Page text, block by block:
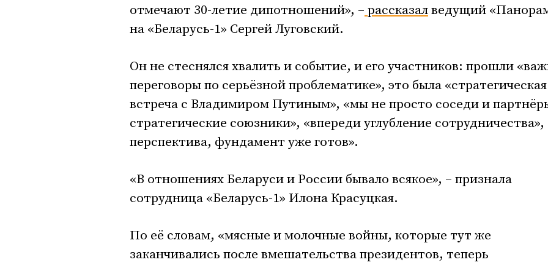
отмечают 30-летие дипотношений», – рассказалведущий
на «Беларусь-1» Сергей Луговский.
Он не стеснялся хвалить и событие, и его участников: прошли
переговоры по серьёзной проблематике», это была «стратегическая
встреча с Владимиром Путиным», «мы не просто соседи и
стратегические союзники», «впереди углубление сотрудничества»,
перспектива, фундамент уже готов».
«В отношениях Беларуси и России бывало всякое», – признала
сотрудница «Беларусь-1» Илона Красуцкая.
По её словам, «мясные и молочные войны, которые тут же
заканчивались после вмешательства президентов, теперь